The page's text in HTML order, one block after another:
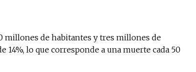
millones de habitantes y tres millones de
lo que corresponde a una muerte cada 50